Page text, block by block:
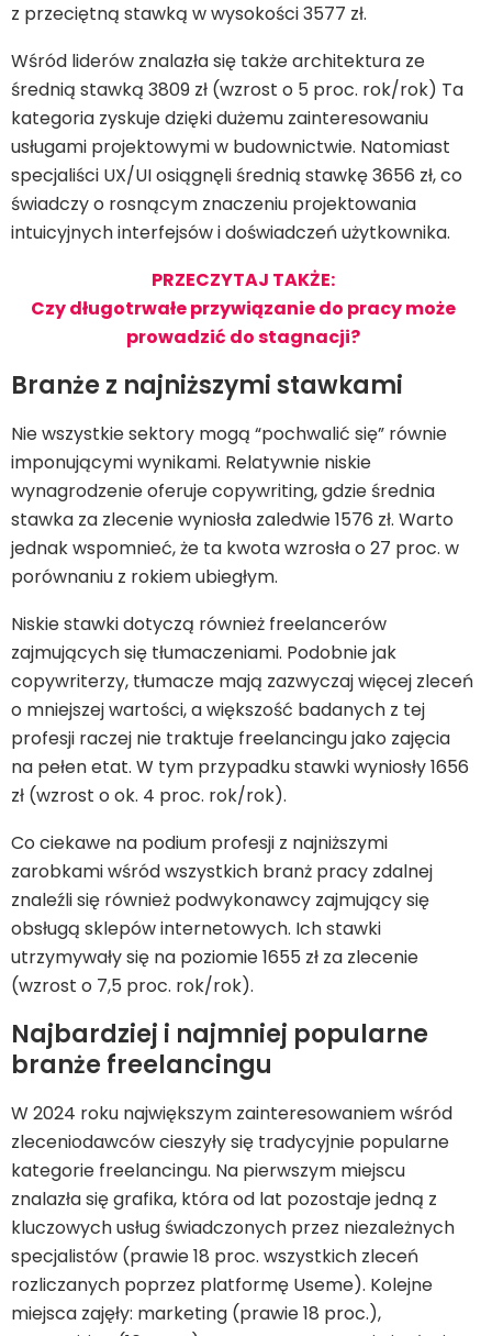
z przeciętną stawką w wysokości 3577 zł.
Wśród liderów znalazła się także architektura ze
średnią stawką 3809 zł (wzrost o 5 proc. rok/rok) Ta
kategoria zyskuje dzięki dużemu zainteresowaniu
usługami projektowymi w budownictwie. Natomiast
specjaliści UX/UI osiągnęli średnią stawkę 3656 zł, co
świadczy o rosnącym znaczeniu projektowania
intuicyjnych interfejsów i doświadczeń użytkownika.
PRZECZYTAJ TAKŻE:
Czy długotrwałe przywiązanie do pracy może
prowadzić do stagnacji?
Branże z najniższymi stawkami
Nie wszystkie sektory mogą “pochwalić się” równie
imponującymi wynikami. Relatywnie niskie
wynagrodzenie oferuje copywriting, gdzie średnia
stawka za zlecenie wyniosła zaledwie 1576 zł. Warto
jednak wspomnieć, że ta kwota wzrosła o 27 proc. w
porównaniu z rokiem ubiegłym.
Niskie stawki dotyczą również freelancerów
zajmujących się tłumaczeniami. Podobnie jak
copywriterzy, tłumacze mają zazwyczaj więcej zleceń
o mniejszej wartości, a większość badanych z tej
profesji raczej nie traktuje freelancingu jako zajęcia
na pełen etat. W tym przypadku stawki wyniosły 1656
zł (wzrost o ok. 4 proc. rok/rok).
Co ciekawe na podium profesji z najniższymi
zarobkami wśród wszystkich branż pracy zdalnej
znaleźli się również podwykonawcy zajmujący się
obsługą sklepów internetowych. Ich stawki
utrzymywały się na poziomie 1655 zł za zlecenie
(wzrost o 7,5 proc. rok/rok).
Najbardziej i najmniej popularne
branże freelancingu
W 2024 roku największym zainteresowaniem wśród
zleceniodawców cieszyły się tradycyjnie popularne
kategorie freelancingu. Na pierwszym miejscu
znalazła się grafika, która od lat pozostaje jedną z
kluczowych usług świadczonych przez niezależnych
specjalistów (prawie 18 proc. wszystkich zleceń
rozliczanych poprzez platformę Useme). Kolejne
miejsca zajęły: marketing (prawie 18 proc.),